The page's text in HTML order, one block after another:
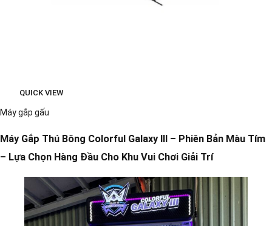
QUICK VIEW
Máy gắp gấu
Máy Gắp Thú Bông Colorful Galaxy III – Phiên Bản Màu Tím
– Lựa Chọn Hàng Đầu Cho Khu Vui Chơi Giải Trí